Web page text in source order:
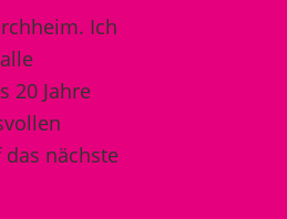
Ich
20 Jahre
nächste